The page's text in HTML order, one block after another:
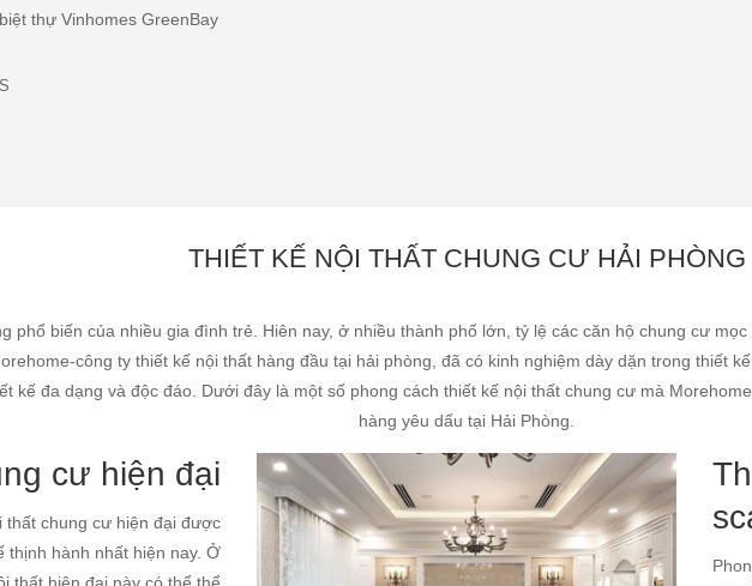
thự Vinhomes GreenBay
THIẾT KẾ NỘI THẤT CHUNG CƯ HẢI PHÒNG
phổ biến của nhiều gia đình trẻ. Hiên nay, ở nhiều thành phố lớn, tỷ lệ các căn hộ chung cư
công ty thiết kế nội thất hàng đầu tại hải phòng, đã có kinh nghiệm dày dặn trong thiết
kế đa dạng và độc đáo. Dưới đây là một số phong cách thiết kế nội thất chung cư mà
hàng yêu dấu tại Hải Phòng.
cư hiện đại
thất chung cư hiện đại được
thịnh hành nhất hiện nay. Ở